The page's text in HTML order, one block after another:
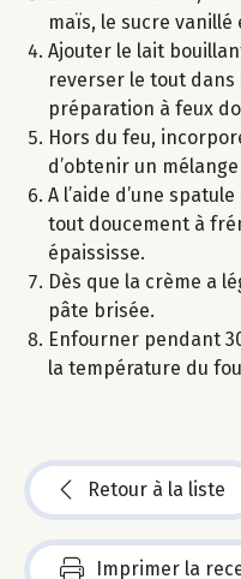
maïs, le sucre
Ajouter le lait
reverser le tout dans
préparation à feux
Hors du feu,
d’obtenir un
A l’aide d’une
tout doucement à
épaississe.
Dès que la crème a
pâte brisée.
Enfourner pendant
la température du
Retour à la liste
Imprimer la